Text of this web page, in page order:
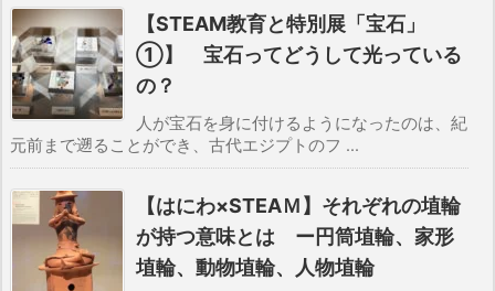
【STEAM教育と特別展「宝石」
①】 宝石ってどうして光っている
の？
人が宝石を身に付けるようになったのは、紀
元前まで遡ることができ、古代エジプトのフ ...
【はにわ×STEAＭ】それぞれの埴輪
が持つ意味とは ー円筒埴輪、家形
埴輪、動物埴輪、人物埴輪